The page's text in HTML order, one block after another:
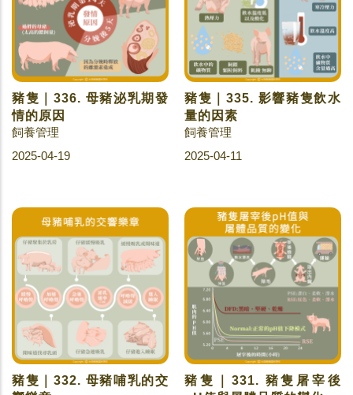
豬隻｜336. 母豬泌乳期發
情的原因
飼養管理
2025-04-19
豬隻｜335. 影響豬隻飲水
量的因素
飼養管理
2025-04-11
豬隻｜332. 母豬哺乳的交
豬隻｜331. 豬隻屠宰後